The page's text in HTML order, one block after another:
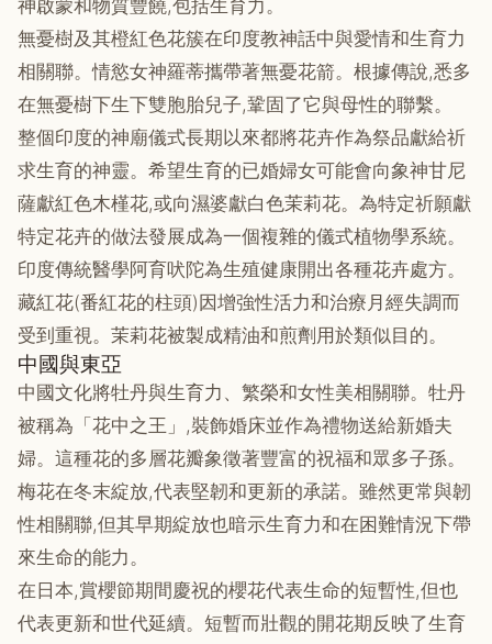
神啟蒙和物質豐饒,包括生育力。
無憂樹及其橙紅色花簇在印度教神話中與愛情和生育力
相關聯。情慾女神羅蒂攜帶著無憂花箭。根據傳說,悉多
在無憂樹下生下雙胞胎兒子,鞏固了它與母性的聯繫。
整個印度的神廟儀式長期以來都將花卉作為祭品獻給祈
求生育的神靈。希望生育的已婚婦女可能會向象神甘尼
薩獻紅色木槿花,或向濕婆獻白色茉莉花。為特定祈願獻
特定花卉的做法發展成為一個複雜的儀式植物學系統。
印度傳統醫學阿育吠陀為生殖健康開出各種花卉處方。
藏紅花(番紅花的柱頭)因增強性活力和治療月經失調而
受到重視。茉莉花被製成精油和煎劑用於類似目的。
中國與東亞
中國文化將牡丹與生育力、繁榮和女性美相關聯。牡丹
被稱為「花中之王」,裝飾婚床並作為禮物送給新婚夫
婦。這種花的多層花瓣象徵著豐富的祝福和眾多子孫。
梅花在冬末綻放,代表堅韌和更新的承諾。雖然更常與韌
性相關聯,但其早期綻放也暗示生育力和在困難情況下帶
來生命的能力。
在日本,賞櫻節期間慶祝的櫻花代表生命的短暫性,但也
代表更新和世代延續。短暫而壯觀的開花期反映了生育